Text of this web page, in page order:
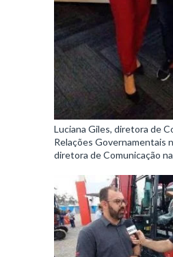
Luciana Giles, diretora de
Relações Governamentais
diretora de Comunicação